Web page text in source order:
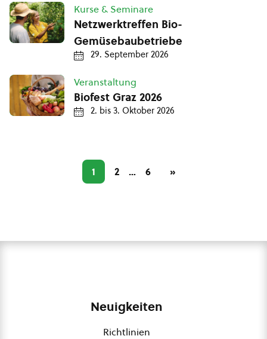
Kurse & Seminare
Netzwerktreffen Bio-
Gemüsebaubetriebe
29. September 2026
Veranstaltung
Biofest Graz 2026
2. bis 3. Oktober 2026
1 2 … 6 »
Neuigkeiten
Richtlinien